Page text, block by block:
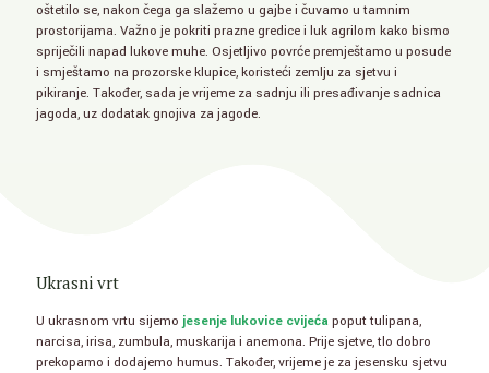
oštetilo se, nakon čega ga slažemo u gajbe i čuvamo u tamnim
prostorijama. Važno je pokriti prazne gredice i luk agrilom kako bismo
spriječili napad lukove muhe. Osjetljivo povrće premještamo u posude
i smještamo na prozorske klupice, koristeći zemlju za sjetvu i
pikiranje. Također, sada je vrijeme za sadnju ili presađivanje sadnica
jagoda, uz dodatak gnojiva za jagode.
Ukrasni vrt
U ukrasnom vrtu sijemo jesenje lukovice cvijećapoput tulipana,
narcisa, irisa, zumbula, muskarija i anemona. Prije sjetve, tlo dobro
prekopamo i dodajemo humus. Također, vrijeme je za jesensku sjetvu